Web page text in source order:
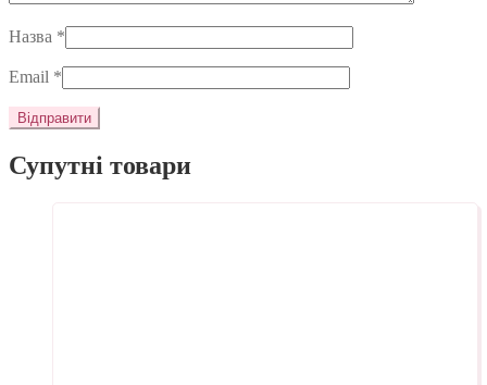
Назва *
Email *
Супутні товари